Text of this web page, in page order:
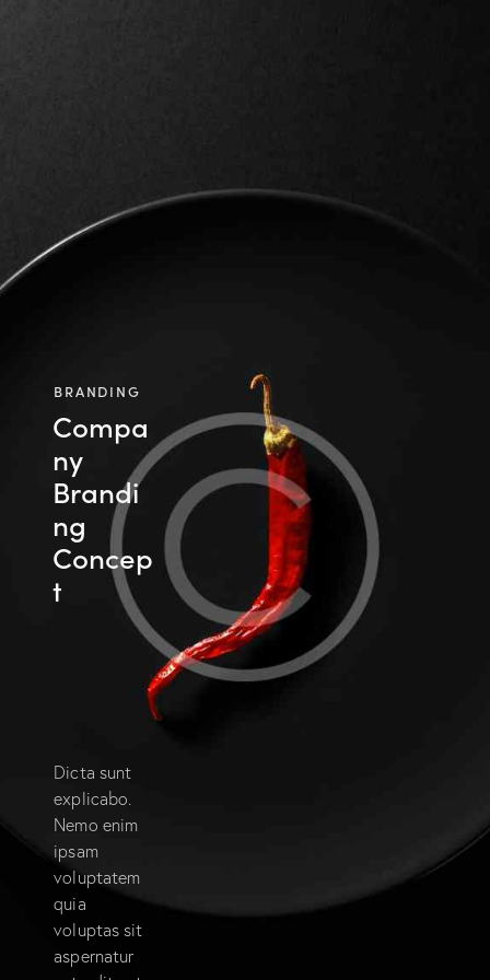
BRANDING
Compa
ny
Brandi
ng
Concep
t
Dicta sunt
explicabo.
Nemo enim
ipsam
voluptatem
quia
voluptas sit
aspernatur